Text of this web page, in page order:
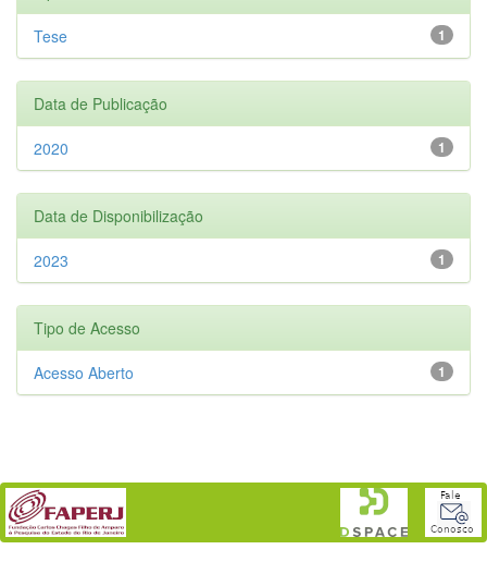
1
Tese
Data de Publicação
1
2020
Data de Disponibilização
1
2023
Tipo de Acesso
1
Acesso Aberto